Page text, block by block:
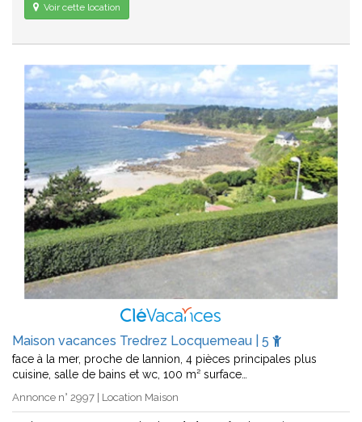
Voir cette location
Maison vacances Tredrez Locquemeau | 5
face à la mer, proche de lannion, 4 pièces principales plus
cuisine, salle de bains et wc, 100 m² surface…
Annonce n° 2997 | Location Maison